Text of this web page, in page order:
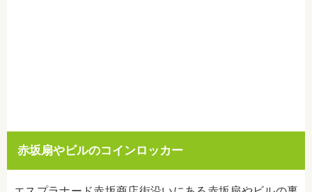
赤坂扇やビルのコインロッカー